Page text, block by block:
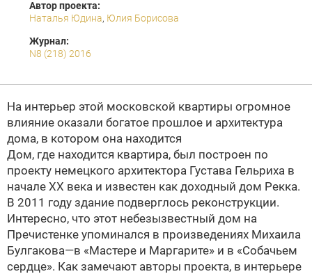
Автор проекта:
Наталья Юдина, Юлия Борисова
Журнал:
N8 (218) 2016
На интерьер этой московской квартиры огромное
влияние оказали богатое прошлое и архитектура
дома, в котором она находится
Дом, где находится квартира, был построен по
проекту немецкого архитектора Густава Гельриха в
начале ХХ века и известен как доходный дом Рекка.
В 2011 году здание подверглось реконструкции.
Интересно, что этот небезызвестный дом на
Пречистенке упоминался в произведениях Михаила
Булгакова—в «Мастере и Маргарите» и в «Собачьем
сердце». Как замечают авторы проекта, в интерьере